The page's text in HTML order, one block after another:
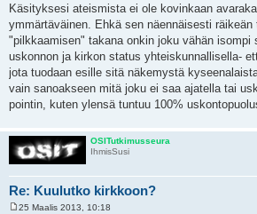
Käsityksesi ateismista ei ole kovinkaan
ymmärtäväinen. Ehkä sen näennäisesti räikeän
"pilkkaamisen" takana onkin joku vähän isompi
uskonnon ja kirkon status yhteiskunnallisella-
jota tuodaan esille sitä näkemystä
vain sanoakseen mitä joku ei saa ajatella tai
pointin, kuten ylensä tuntuu 100%
OSITutkimusseura
IhmisSusi
Re: Kuulutko kirkkoon?
25 Maalis 2013, 10:18